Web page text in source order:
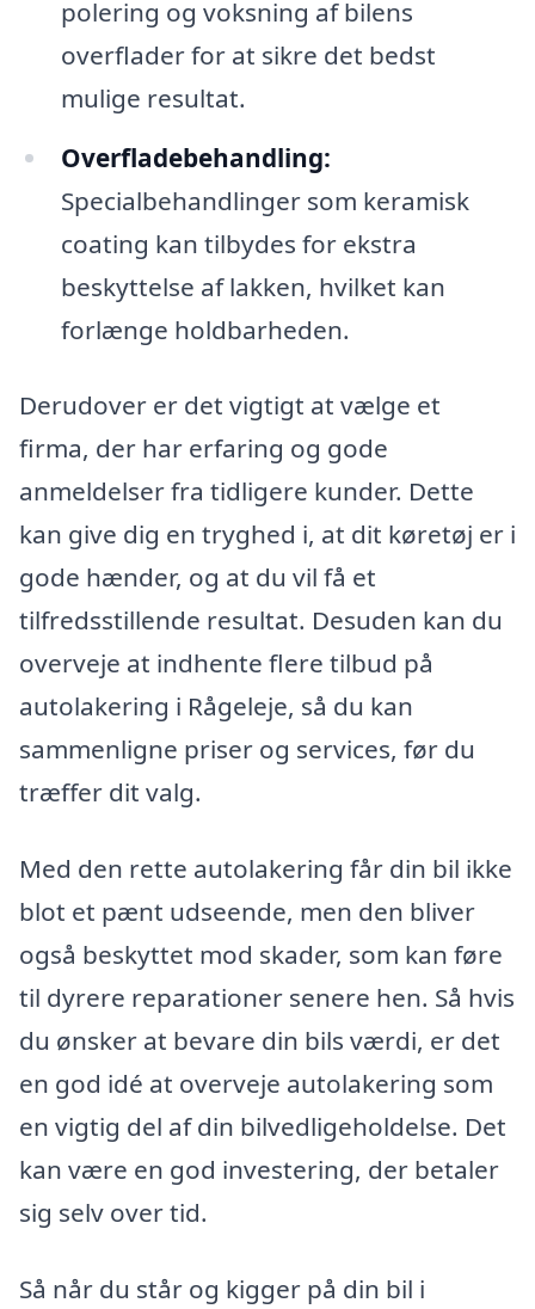
polering og voksning af bilens
overflader for at sikre det bedst
mulige resultat.
Overfladebehandling:
Specialbehandlinger som keramisk
coating kan tilbydes for ekstra
beskyttelse af lakken, hvilket kan
forlænge holdbarheden.
Derudover er det vigtigt at vælge et
firma, der har erfaring og gode
anmeldelser fra tidligere kunder. Dette
kan give dig en tryghed i, at dit køretøj er i
gode hænder, og at du vil få et
tilfredsstillende resultat. Desuden kan du
overveje at indhente flere tilbud på
autolakering i Rågeleje, så du kan
sammenligne priser og services, før du
træffer dit valg.
Med den rette autolakering får din bil ikke
blot et pænt udseende, men den bliver
også beskyttet mod skader, som kan føre
til dyrere reparationer senere hen. Så hvis
du ønsker at bevare din bils værdi, er det
en god idé at overveje autolakering som
en vigtig del af din bilvedligeholdelse. Det
kan være en god investering, der betaler
sig selv over tid.
Så når du står og kigger på din bil i